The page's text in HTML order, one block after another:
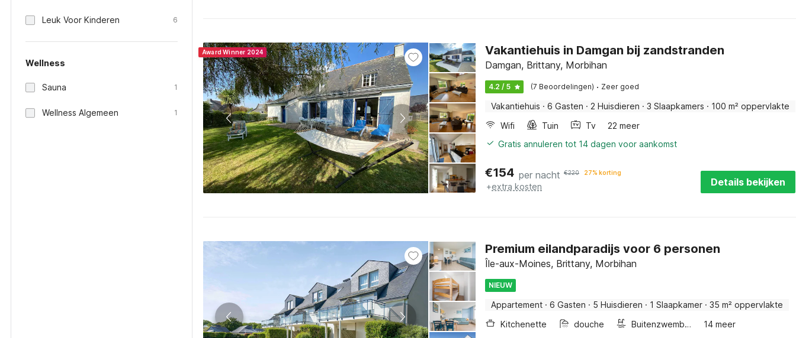
Leuk Voor Kinderen 6
Wellness
Sauna 1
Wellness Algemeen 1
Award Winner 2024 Vakantiehuis in Damgan bij zandstranden
Damgan, Brittany, Morbihan
4.2 / 5 (7 Beoordelingen) · Zeer goed
Vakantiehuis · 6 Gasten · 2 Huisdieren · 3 Slaapkamers · 100 m² oppervlakte
Wifi
Tuin Tv
22 meer
Gratis annuleren tot 14 dagen voor aankomst
€154 per nacht €220 27% korting
+extra kosten Details bekijken
Premium eilandparadijs voor 6 personen
Île-aux-Moines, Brittany, Morbihan
NIEUW
Appartement · 6 Gasten · 5 Huisdieren · 1 Slaapkamer · 35 m² oppervlakte
Kitchenette
douche Buitenzwembad 14 meer